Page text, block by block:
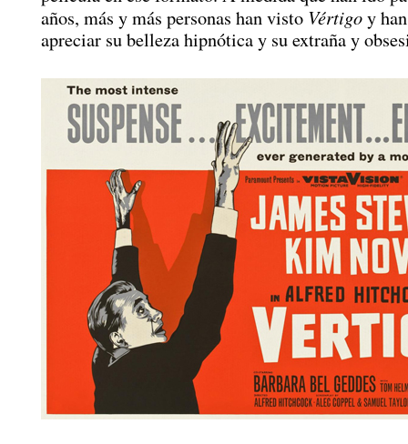
años, más y más personas han visto Vértigoy
apreciar su belleza hipnótica y su extraña y